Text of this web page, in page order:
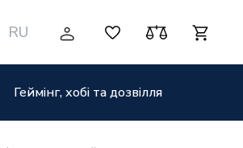
RU
Геймінг, хобі та дозвілля